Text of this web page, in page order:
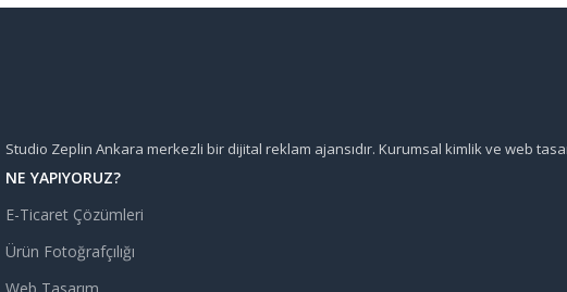
Studio Zeplin Ankara merkezli bir dijital reklam ajansıdır. Kurumsal kimlik ve web
NE YAPIYORUZ?
E-Ticaret Çözümleri
Ürün Fotoğrafçılığı